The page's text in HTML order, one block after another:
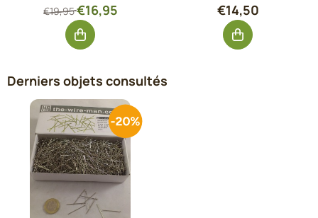
Par19,95 pour 16,95, hors TVA : 14,01
€19,95€16,95 Prix: 14,50, hors
€14,50
Derniers objets consultés